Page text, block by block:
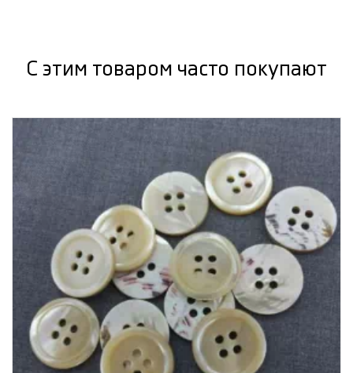
С этим товаром часто покупают